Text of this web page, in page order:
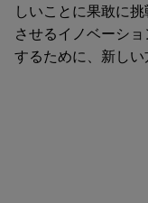
しいことに果敢に
させるイノベーシ
するために、新しい